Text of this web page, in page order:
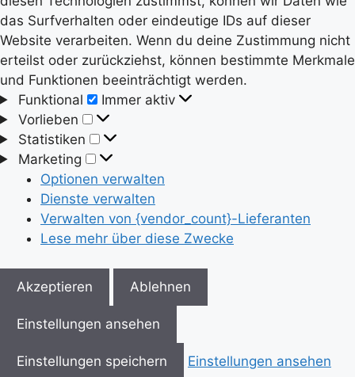
das Surfverhalten oder eindeutige IDs auf dieser
Website verarbeiten. Wenn du deine Zustimmung nicht
erteilst oder zurückziehst, können bestimmte Merkmale
und Funktionen beeinträchtigt werden.
Funktional
Funktional
Immer aktiv
Vorlieben
Vorlieben
Statistiken
Statistiken
Marketing
Marketing
Optionen verwalten
Dienste verwalten
Verwalten von {vendor_count}-Lieferanten
Lese mehr über diese Zwecke
Akzeptieren Ablehnen
Einstellungen ansehen
Einstellungen speichern Einstellungen ansehen